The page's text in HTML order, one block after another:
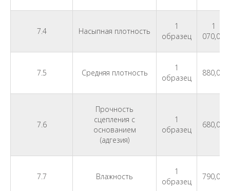
7.4 Насыпная плотность
1
образец
1
070,00
7.5 Средняя плотность
1
образец
880,00
7.6
Прочность
сцепления с
основанием
(адгезия)
1
образец
680,00
7.7 Влажность
1
образец
790,00